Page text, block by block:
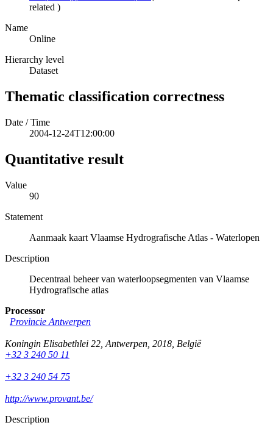
related )
Name
Online
Hierarchy level
Dataset
Thematic classification correctness
Date / Time
2004-12-24T12:00:00
Quantitative result
Value
90
Statement
Aanmaak kaart Vlaamse Hydrografische Atlas - Waterlopen
Description
Decentraal beheer van waterloopsegmenten van Vlaamse
Hydrografische atlas
Processor
Provincie Antwerpen
Koningin Elisabethlei 22 Antwerpen 2018 België
+32 3 240 50 11
+32 3 240 54 75
http://www.provant.be/
Description